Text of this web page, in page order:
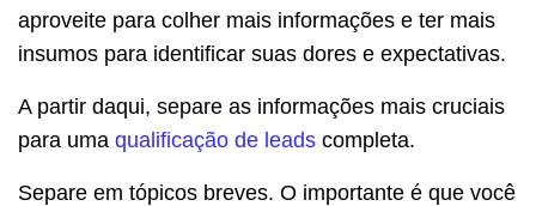
aproveite para colher mais informações e ter mais
insumos para identificar suas dores e expectativas.
A partir daqui, separe as informações mais cruciais
para uma qualificação de leads completa.
Separe em tópicos breves. O importante é que você